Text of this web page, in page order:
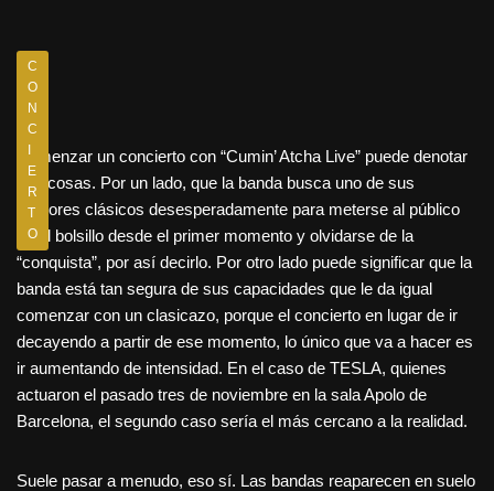
C
O
N
C
I
E
R
T
O
Comenzar un concierto con “Cumin’ Atcha Live” puede denotar
dos cosas. Por un lado, que la banda busca uno de sus
mayores clásicos desesperadamente para meterse al público
en el bolsillo desde el primer momento y olvidarse de la
“conquista”, por así decirlo. Por otro lado puede significar que la
banda está tan segura de sus capacidades que le da igual
comenzar con un clasicazo, porque el concierto en lugar de ir
decayendo a partir de ese momento, lo único que va a hacer es
ir aumentando de intensidad. En el caso de TESLA, quienes
actuaron el pasado tres de noviembre en la sala Apolo de
Barcelona, el segundo caso sería el más cercano a la realidad.
Suele pasar a menudo, eso sí. Las bandas reaparecen en suelo